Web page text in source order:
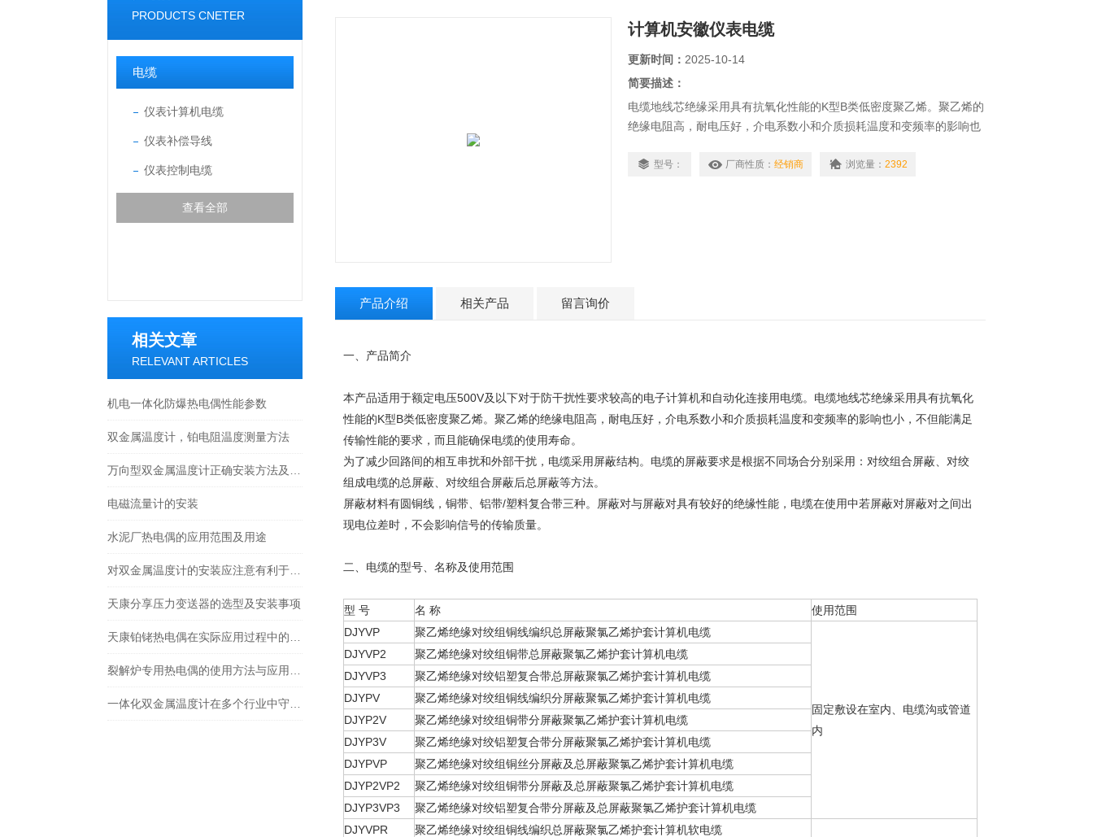
PRODUCTS CNETER
电缆
仪表计算机电缆
仪表补偿导线
仪表控制电缆
查看全部
相关文章
RELEVANT ARTICLES
机电一体化防爆热电偶性能参数
双金属温度计，铂电阻温度测量方法
电磁流量计的安装
水泥厂热电偶的应用范围及用途
天康分享压力变送器的选型及安装事项
计算机安徽仪表电缆
更新时间： 2025-10-14
简要描述：
电缆地线芯绝缘采用具有抗氧化性能的K型B类低密度聚乙烯。聚乙烯的
绝缘电阻高，耐电压好，介电系数小和介质损耗温度和变频率的影响也
型号： 厂商性质： 经销商 浏览量： 2392
产品介绍 相关产品 留言询价
一、产品简介
本产品适用于额定电压500V及以下对于防干扰性要求较高的电子计算机和自动化连接用电缆。电缆地线芯绝缘采用具有抗氧化
性能的K型B类低密度聚乙烯。聚乙烯的绝缘电阻高，耐电压好，介电系数小和介质损耗温度和变频率的影响也小，不但能满足
传输性能的要求，而且能确保电缆的使用寿命。
为了减少回路间的相互串扰和外部干扰，电缆采用屏蔽结构。电缆的屏蔽要求是根据不同场合分别采用：对绞组合屏蔽、对绞
组成电缆的总屏蔽、对绞组合屏蔽后总屏蔽等方法。
屏蔽材料有圆铜线，铜带、铝带/塑料复合带三种。屏蔽对与屏蔽对具有较好的绝缘性能，电缆在使用中若屏蔽对屏蔽对之间出
现电位差时，不会影响信号的传输质量。
二、电缆的型号、名称及使用范围
型 号 名 称
使用范围
DJYVP
聚乙烯绝缘对绞组铜线编织总屏蔽聚氯乙烯护套计算机电缆
固定敷设在室内、电缆沟或管道
内
DJYVP2
聚乙烯绝缘对绞组铜带总屏蔽聚氯乙烯护套计算机电缆
DJYVP3
聚乙烯绝缘对绞铝塑复合带总屏蔽聚氯乙烯护套计算机电缆
DJYPV
聚乙烯绝缘对绞组铜线编织分屏蔽聚氯乙烯护套计算机电缆
DJYP2V
聚乙烯绝缘对绞组铜带分屏蔽聚氯乙烯护套计算机电缆
DJYP3V
聚乙烯绝缘对绞铝塑复合带分屏蔽聚氯乙烯护套计算机电缆
DJYPVP
聚乙烯绝缘对绞组铜丝分屏蔽及总屏蔽聚氯乙烯护套计算机电缆
DJYP2VP2
聚乙烯绝缘对绞组铜带分屏蔽及总屏蔽聚氯乙烯护套计算机电缆
DJYP3VP3
聚乙烯绝缘对绞铝塑复合带分屏蔽及总屏蔽聚氯乙烯护套计算机电缆
DJYVPR
聚乙烯绝缘对绞组铜线编织总屏蔽聚氯乙烯护套计算机软电缆